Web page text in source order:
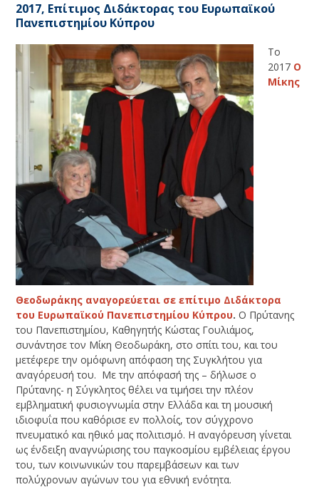
2017, Επίτιμος Διδάκτορας του Ευρωπαϊκού
Πανεπιστημίου Κύπρου
Το
2017 Ο
Μίκης
Θεοδωράκης αναγορεύεται σε επίτιμο Διδάκτορα
του Ευρωπαϊκού Πανεπιστημίου Κύπρου. Ο Πρύτανης
του Πανεπιστημίου, Καθηγητής Κώστας Γουλιάμος,
συνάντησε τον Μίκη Θεοδωράκη, στο σπίτι του, και του
μετέφερε την ομόφωνη απόφαση της Συγκλήτου για
αναγόρευσή του. Με την απόφασή της – δήλωσε ο
Πρύτανης- η Σύγκλητος θέλει να τιμήσει την πλέον
εμβληματική φυσιογνωμία στην Ελλάδα και τη μουσική
ιδιοφυΐα που καθόρισε εν πολλοίς, τον σύγχρονο
πνευματικό και ηθικό μας πολιτισμό. Η αναγόρευση γίνεται
ως ένδειξη αναγνώρισης του παγκοσμίου εμβέλειας έργου
του, των κοινωνικών του παρεμβάσεων και των
πολύχρονων αγώνων του για εθνική ενότητα.